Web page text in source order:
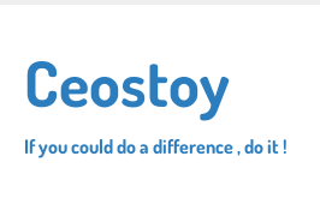
main
content
Ceostoy
If you could do a difference , do it !